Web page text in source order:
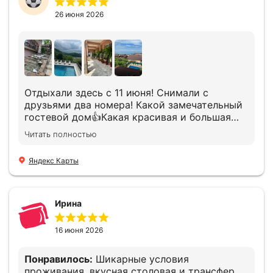
26 июня 2026
Отдыхали здесь с 11 июня! Снимали с
друзьями два номера! Какой замечательный
гостевой дом👍Какая красивая и большая
территория! Как все со вкусом украшено,
зелень, цветы, на территории есть два
на горы😍Так же на территории гостевого
дома есть столовая! Готовят очень вкусно,
Персонал очень хороший, все приветливые,
добрые, гостеприимные! Огромное спасибо
хочу сказать Сергею! Замечательный,
экскурсии, что посмотреть и где погулять!
Читать полностью
Яндекс Карты
Ирина
16 июня 2026
Понравилось: Шикарные условия